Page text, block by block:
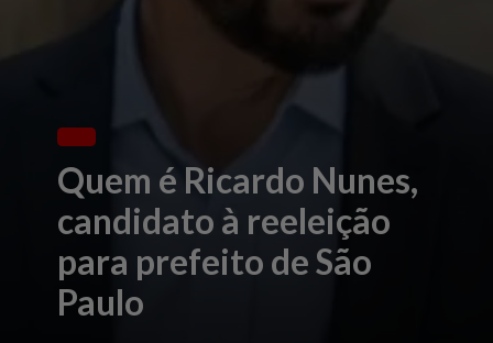
Quem é Ricardo Nunes,
candidato à reeleição
para prefeito de São
Paulo